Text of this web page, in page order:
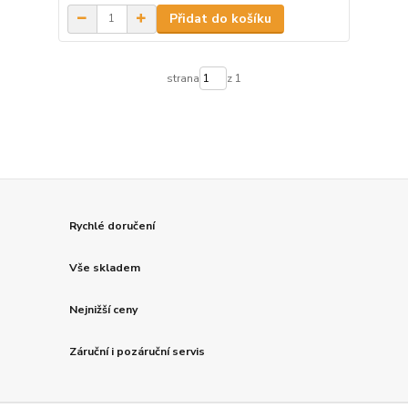
Přidat do košíku
strana z 1
Rychlé doručení
Vše skladem
Nejnižší ceny
Záruční i pozáruční servis